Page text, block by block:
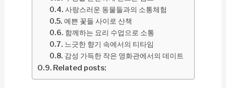
사랑스러운 동물들과의 소통체험
예쁜 꽃들 사이로 산책
함께하는 요리 수업으로 소통
느긋한 향기 속에서의 티타임
감성 가득한 작은 영화관에서의 데이트
Related posts: